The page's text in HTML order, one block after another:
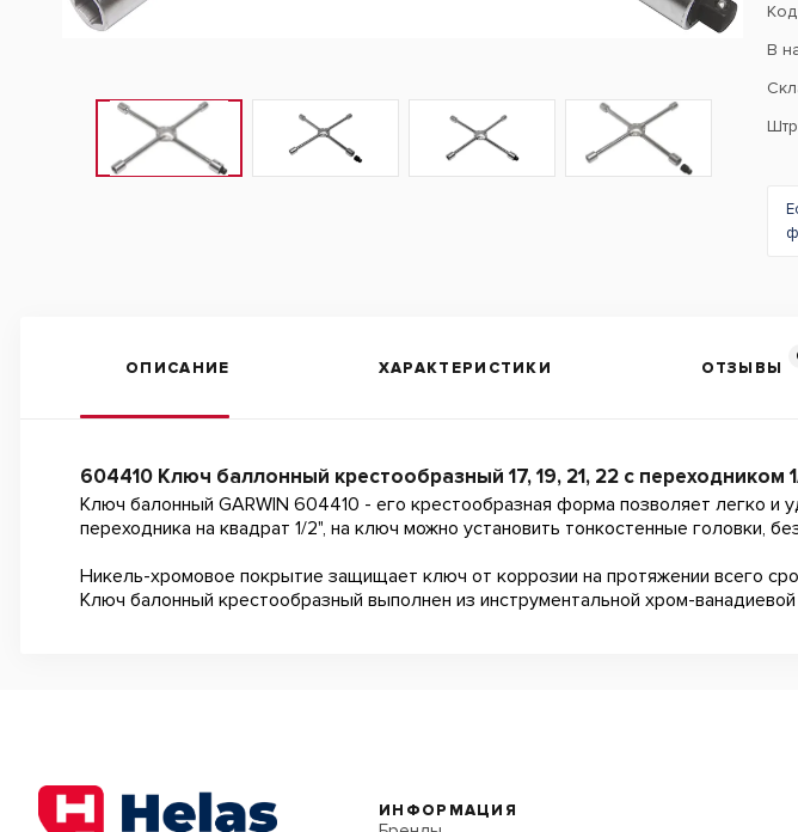
В
ОПИСАНИЕ ХАРАКТЕРИСТИКИ ОТЗЫВЫ
604410 Ключ баллонный крестообразный 17, 19, 21, 22 с переходником
Ключ балонный GARWIN 604410 - его крестообразная форма позволяет легко и
переходника на квадрат 1/2", на ключ можно установить тонкостенные головки,
Никель-хромовое покрытие защищает ключ от коррозии на протяжении всего
Ключ балонный крестообразный выполнен из инструментальной хром-ванадиевой
ИНФОРМАЦИЯ